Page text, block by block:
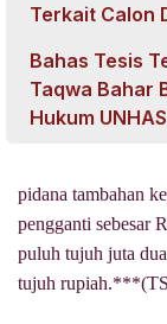
Terkait Calon
Bahas Tesis
Taqwa Bahar
Hukum UNHAS
pidana tambahan
pengganti sebesar
puluh tujuh juta
tujuh